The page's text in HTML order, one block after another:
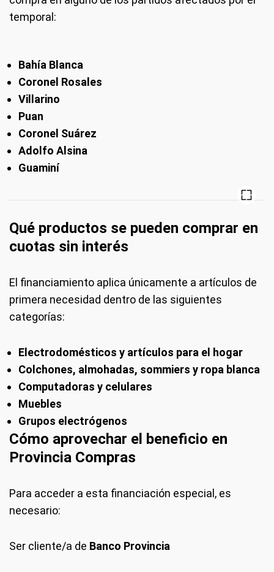
temporal:
Bahía Blanca
Coronel Rosales
Villarino
Puan
Coronel Suárez
Adolfo Alsina
Guaminí
Qué productos se pueden comprar en
cuotas sin interés
El financiamiento aplica únicamente a artículos de
primera necesidad dentro de las siguientes
categorías:
Electrodomésticos y artículos para el hogar
Colchones, almohadas, sommiers y ropa blanca
Computadoras y celulares
Muebles
Grupos electrógenos
Cómo aprovechar el beneficio en
Provincia Compras
Para acceder a esta financiación especial, es
necesario:
Ser cliente/a de Banco Provincia